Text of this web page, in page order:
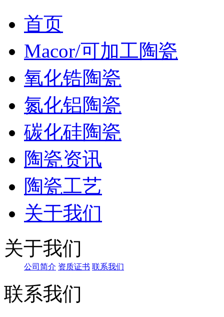
首页
Macor/可加工陶瓷
氧化锆陶瓷
氮化铝陶瓷
碳化硅陶瓷
陶瓷资讯
陶瓷工艺
关于我们
关于我们
公司简介 资质证书 联系我们
联系我们